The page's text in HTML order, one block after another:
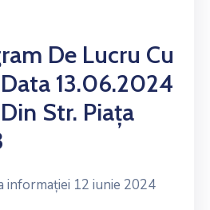
De Lucru Cu
13.06.2024
Str. Piața
informației 12 iunie 2024